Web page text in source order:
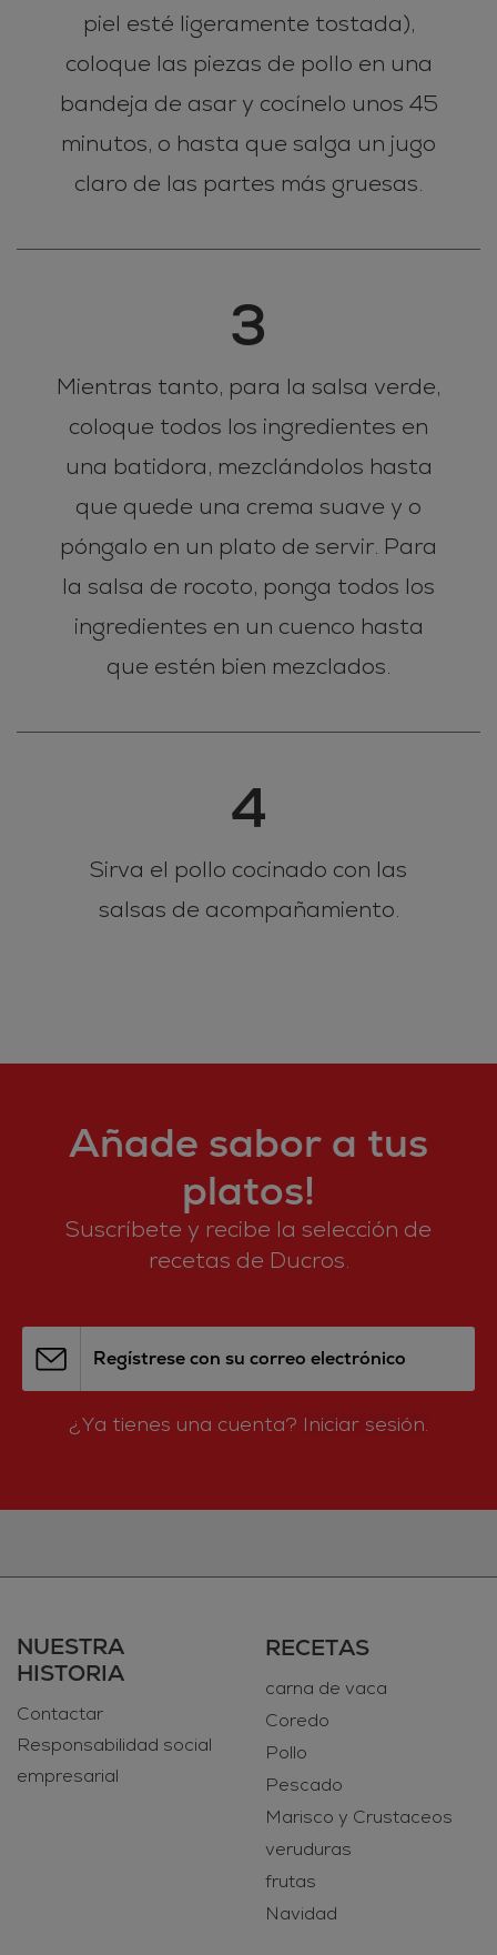
piel esté ligeramente tostada),
coloque las piezas de pollo en una
bandeja de asar y cocínelo unos 45
minutos, o hasta que salga un jugo
claro de las partes más gruesas.
3
Mientras tanto, para la salsa verde,
coloque todos los ingredientes en
una batidora, mezclándolos hasta
que quede una crema suave y o
póngalo en un plato de servir. Para
la salsa de rocoto, ponga todos los
ingredientes en un cuenco hasta
que estén bien mezclados.
4
Sirva el pollo cocinado con las
salsas de acompañamiento.
Añade sabor a tus
platos!
Suscríbete y recibe la selección de
recetas de Ducros.
Regístrese con su correo electrónico
¿Ya tienes una cuenta? Iniciar sesión.
NUESTRA
HISTORIA
Contactar
Responsabilidad social
empresarial
RECETAS
carna de vaca
Coredo
Pollo
Pescado
Marisco y Crustaceos
veruduras
frutas
Navidad